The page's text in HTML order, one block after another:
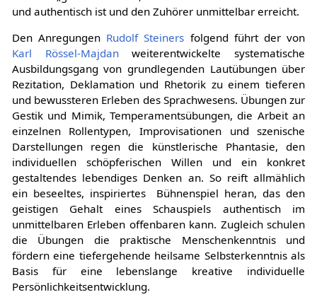
niemals „gemacht“ wirkt, sondern vollkommen natürlich
Den AnregungenRudolf Steinersfolgend führt der von
Karl Rössel-Majdanweiterentwickelte systematische
Ausbildungsgang von grundlegenden Lautübungen über
Rezitation, Deklamation und Rhetorik zu einem tieferen
und bewussteren Erleben des Sprachwesens. Übungen zur
Gestik und Mimik, Temperamentsübungen, die Arbeit an
einzelnen Rollentypen, Improvisationen und szenische
Darstellungen regen die künstlerische Phantasie, den
individuellen schöpferischen Willen und ein konkret
gestaltendes lebendiges Denken an. So reift allmählich
ein beseeltes, inspiriertes Bühnenspiel heran, das den
geistigen Gehalt eines Schauspiels authentisch im
unmittelbaren Erleben offenbaren kann. Zugleich schulen
die Übungen die praktische Menschenkenntnis und
fördern eine tiefergehende heilsame Selbsterkenntnis als
Basis für eine lebenslange kreative individuelle